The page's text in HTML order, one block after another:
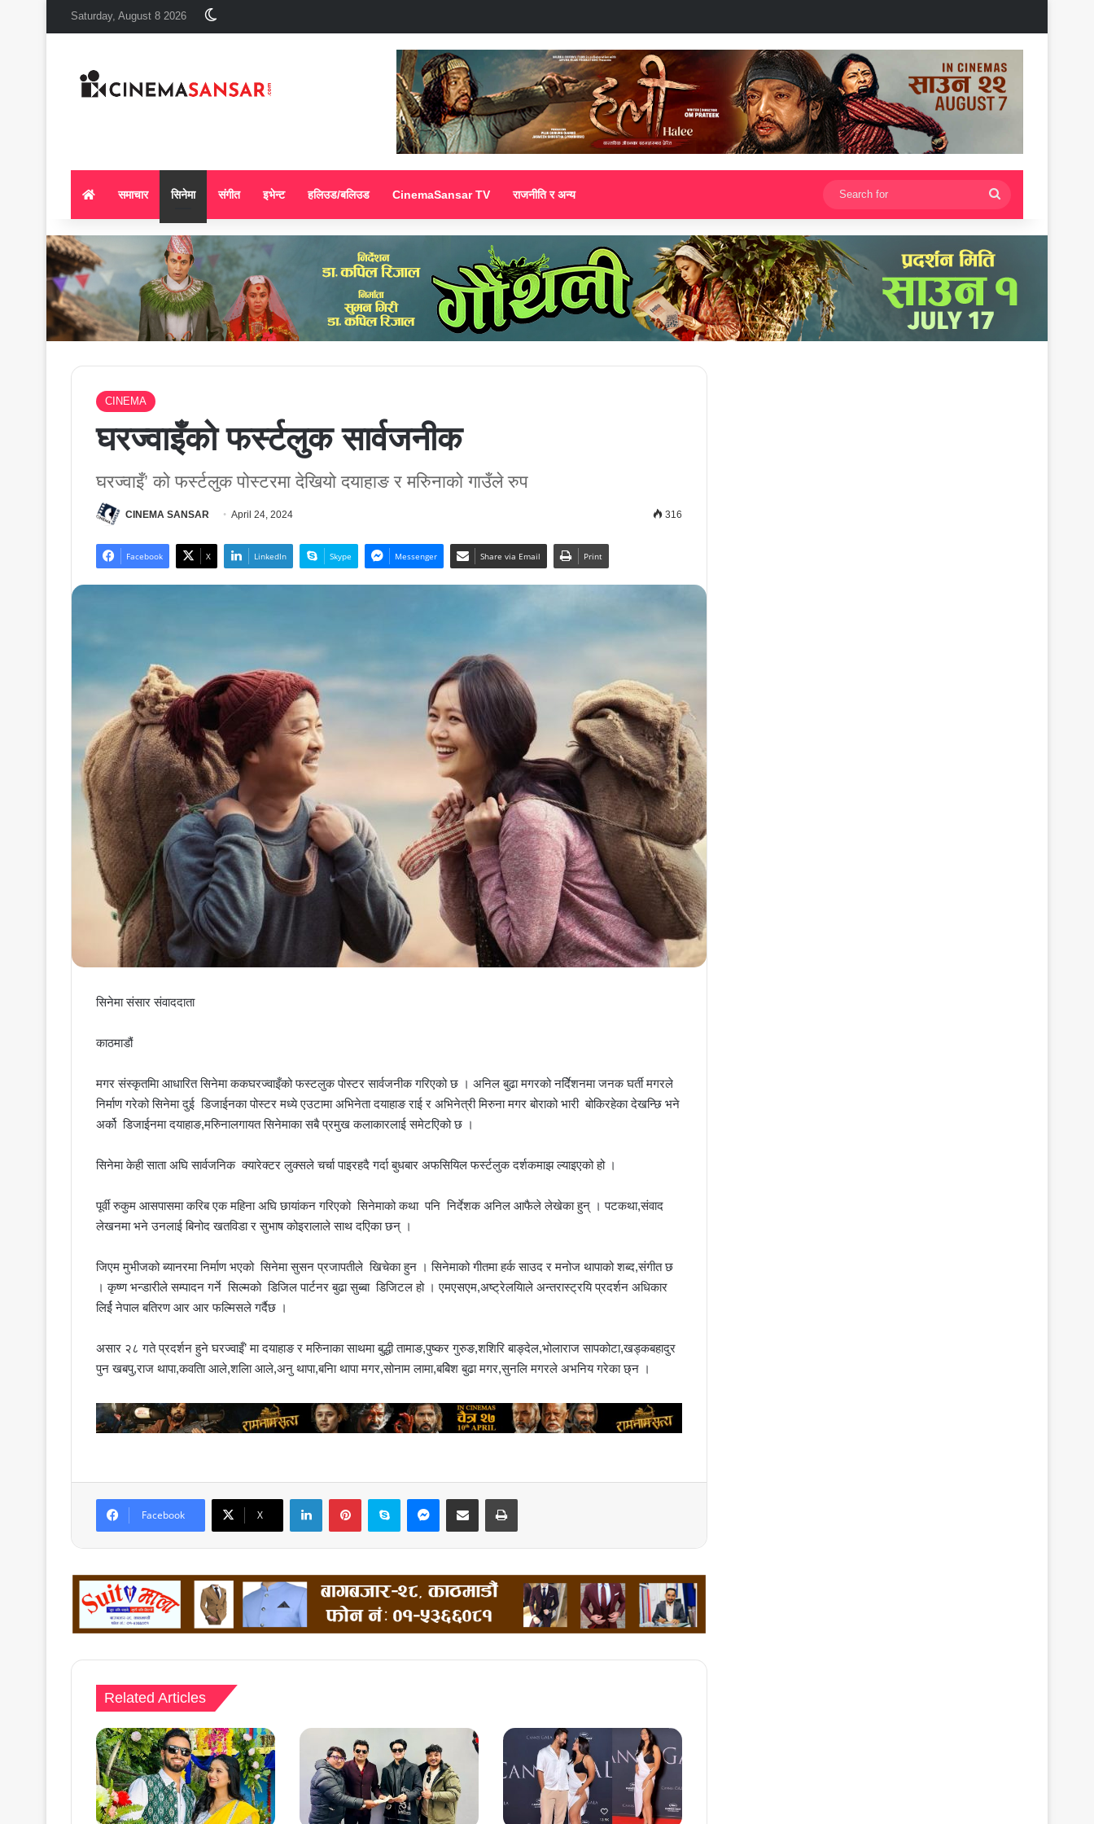
Saturday, August 8 2026
समाचार सिनेमा संगीत इभेन्ट हलिउड/बलिउड CinemaSansar TV राजनीति र अन्य
for
CINEMA
घरज्वाइँको फर्स्टलुक सार्वजनीक
घरज्वाइँ’ को फर्स्टलुक पोस्टरमा देखियो दयाहाङ र मरिुनाको गाउँले रुप
CINEMA SANSAR April 24, 2024 316
Facebook X LinkedIn Skype Messenger Share via Email Print
सिनेमा संसार संवाददाता
काठमाडौं
मगर संस्कृतमिा आधारित सिनेमा ककघरज्वाइँको फस्टलुक पोस्टर सार्वजनीक गरिएको छ । अनिल बुढा मगरको नर्दिेशनमा जनक घर्ती मगरले
निर्माण गरेको सिनेमा दुई डिजाईनका पोस्टर मध्ये एउटामा अभिनेता दयाहाङ राई र अभिनेत्री मिरुना मगर बोराको भारी बोकिरहेका देखन्छि भने
अर्को डिजाईनमा दयाहाङ,मरिुनालगायत सिनेमाका सबै प्रमुख कलाकारलाई समेटएिको छ ।
सिनेमा केही साता अघि सार्वजनिक क्यारेक्टर लुक्सले चर्चा पाइरहदै गर्दा बुधबार अफसियिल फर्स्टलुक दर्शकमाझ ल्याइएको हो ।
पूर्वी रुकुम आसपासमा करिब एक महिना अघि छायांकन गरिएको सिनेमाको कथा पनि निर्देशक अनिल आफैले लेखेका हुन् । पटकथा,संवाद
लेखनमा भने उनलाई बिनोद खतविडा र सुभाष कोइरालाले साथ दएिका छन् ।
जिएम मुभीजको ब्यानरमा निर्माण भएको सिनेमा सुसन प्रजापतीले खिचेका हुन । सिनेमाको गीतमा हर्क साउद र मनोज थापाको शब्द,संगीत छ
। कृष्ण भन्डारीले सम्पादन गर्ने सिल्मको डिजिल पार्टनर बुढा सुब्बा डिजिटल हो । एमएसएम,अष्ट्रेलयिाले अन्तरास्ट्रयि प्रदर्शन अधिकार
लिर्ई नेपाल बतिरण आर आर फल्मिसले गर्दैछ ।
असार २८ गते प्रदर्शन हुने घरज्वाइँ’ मा दयाहाङ र मरिुनाका साथमा बुद्धी तामाङ,पुष्कर गुरुङ,शशिरि बाङ्देल,भोलाराज सापकोटा,खड्कबहादुर
पुन खबपु,राज थापा,कवतिा आले,शलिा आले,अनु थापा,बनिा थापा मगर,सोनाम लामा,बबिेश बुढा मगर,सुनलि मगरले अभनिय गरेका छ्न ।
Facebook X
LinkedInPinterestSkype MessengerShare via Email Print
Related Articles